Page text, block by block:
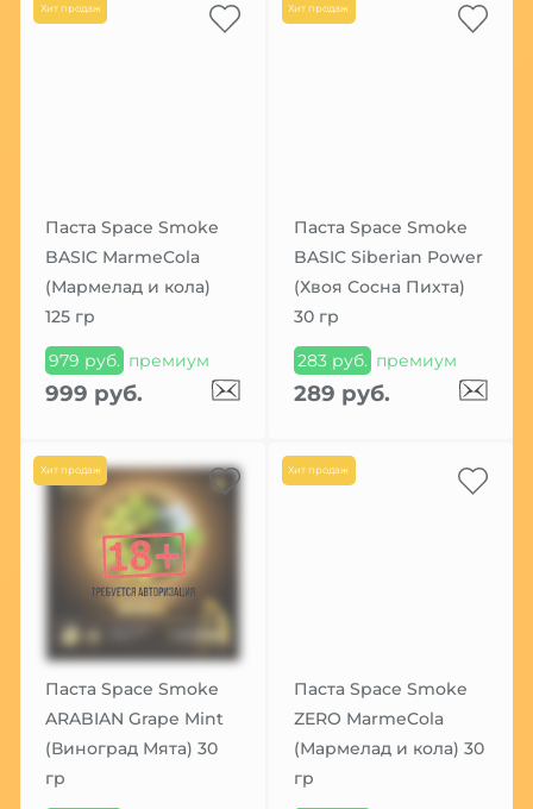
Хит продаж
Паста Space Smoke
BASIC MarmeCola
(Мармелад и кола)
125 гр
979 руб. премиум
999 руб.
Хит продаж
Паста Space Smoke
BASIC Siberian Power
(Хвоя Сосна Пихта)
30 гр
283 руб. премиум
289 руб.
Хит продаж
Паста Space Smoke
ARABIAN Grape Mint
(Виноград Мята) 30
гр
Хит продаж
Паста Space Smoke
ZERO MarmeCola
(Мармелад и кола) 30
гр